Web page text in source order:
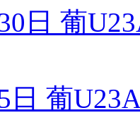
日 葡
日 葡